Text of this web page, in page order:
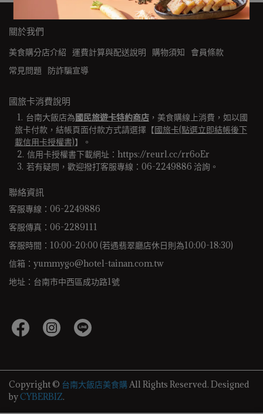
關於我們
美食購分店介紹 運費計算與配送說明 購物須知
會員條款
常見問題
防詐騙宣導
國旅卡消費說明
台南大飯店為國民旅遊卡特約商店 ，美食購線上消費，如以國
旅卡付款，結帳頁面付款方式請選擇【國旅卡(點選立即結帳後下
載信用卡授權書)】。
信用卡授權書下載網址：https://reurl.cc/rr6oEr
若有疑問，歡迎撥打客服專線：06-2249886 洽詢。
聯絡資訊
客服專線：06-2249886
客服傳真：06-2289111
客服時間：10:00-20:00 (若遇翡翠廳店休日則為10:00-18:30)
信箱：yummygo@hotel-tainan.com.tw
地址：台南市中西區成功路1號
Copyright © 台南大飯店美食購All Rights Reserved. Designed
byCYBERBIZ.